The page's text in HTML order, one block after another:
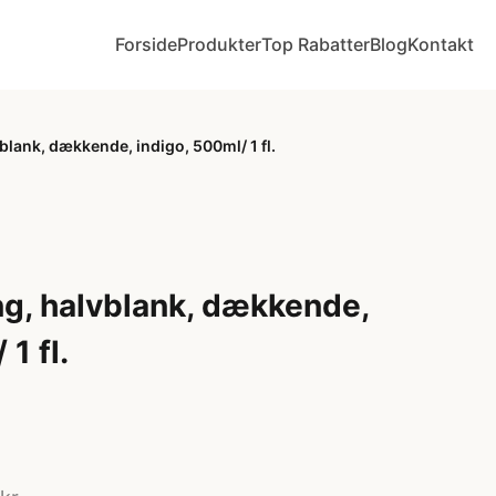
ForsideProdukterTop RabatterBlogKontakt
dækkende, indigo, 500ml/ 1 fl.
halvblank, dækkende,
1 fl.